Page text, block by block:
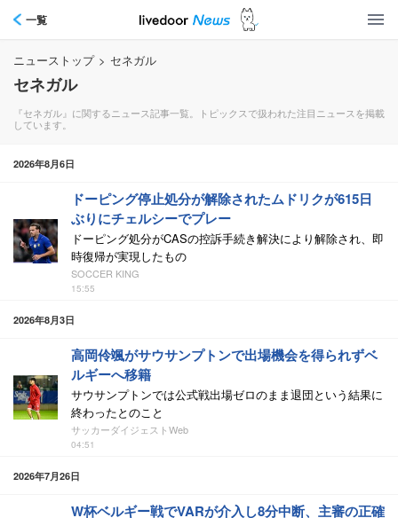
一覧
ニューストップ > セネガル
セネガル
『セネガル』に関するニュース記事一覧。トピックスで扱われた注目ニュースを掲載
しています。
2026年8月6日
ドーピング停止処分が解除されたムドリクが615日
ぶりにチェルシーでプレー
ドーピング処分がCASの控訴手続き解決により解除され、即
時復帰が実現したもの
SOCCER KING
15:55
2026年8月3日
高岡伶颯がサウサンプトンで出場機会を得られずベ
ルギーへ移籍
サウサンプトンでは公式戦出場ゼロのまま退団という結果に
終わったとのこと
サッカーダイジェストWeb
04:51
2026年7月26日
W杯ベルギー戦でVARが介入し8分中断、主審の正確